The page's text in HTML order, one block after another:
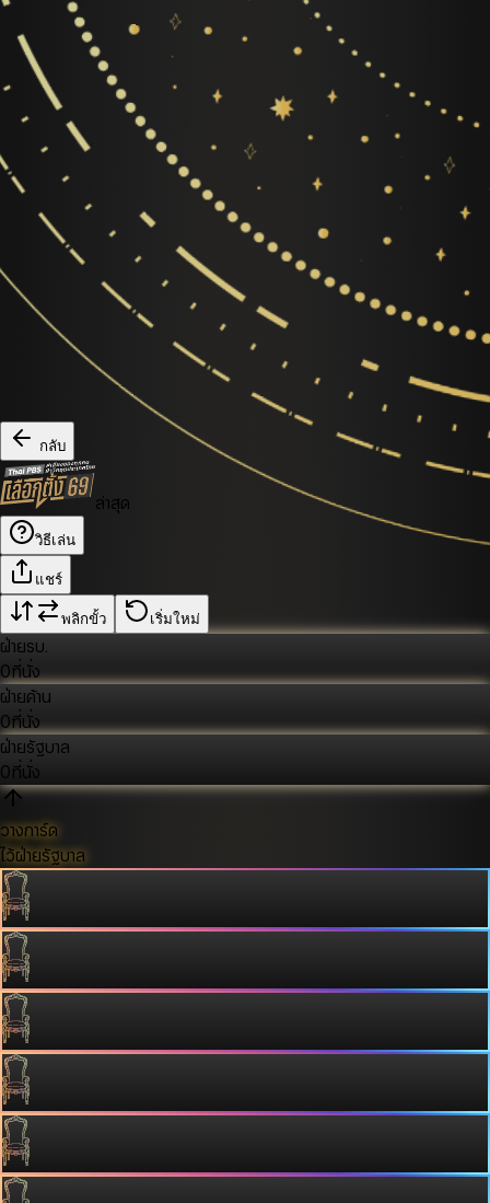
กลับ
ล่าสุด
วิธีเล่น
แชร์
พลิกขั้ว เริ่มใหม่
ฝ่ายรบ.
0ที่นั่ง
ฝ่ายค้าน
0ที่นั่ง
ฝ่ายรัฐบาล
0ที่นั่ง
วางการ์ด
ไว้ฝ่ายรัฐบาล